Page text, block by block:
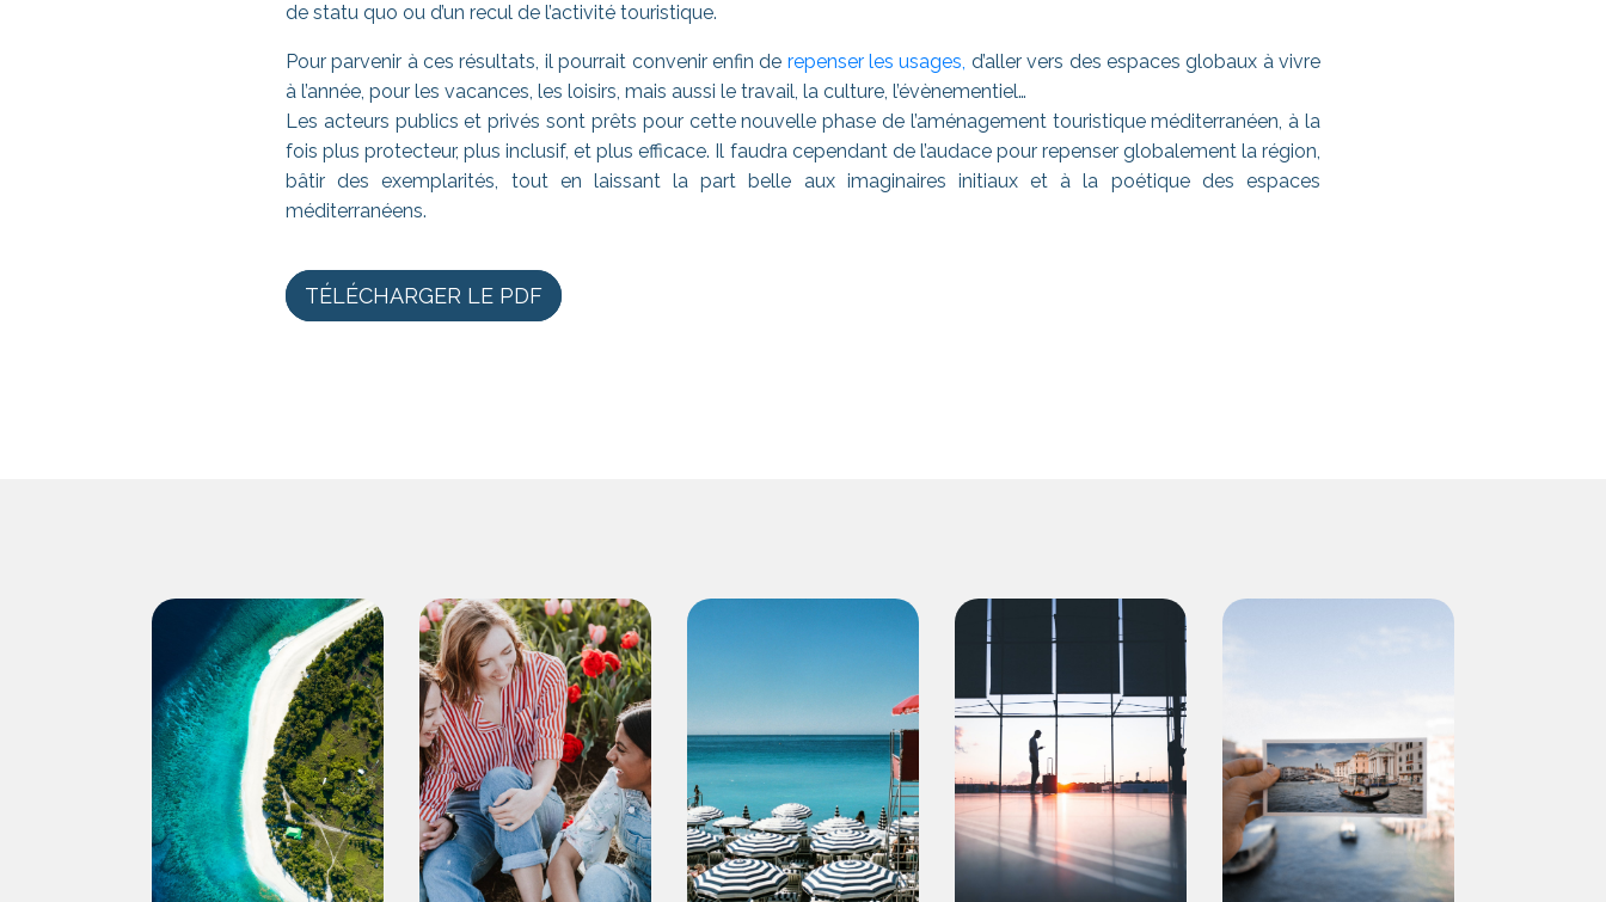
de statu quo ou d’un recul de l’activité touristique.
Pour parvenir à ces résultats, il pourrait convenir enfin de repenser les usages, d’aller vers des espaces globaux à vivre
à l’année, pour les vacances, les loisirs, mais aussi le travail, la culture, l’évènementiel…
Les acteurs publics et privés sont prêts pour cette nouvelle phase de l’aménagement touristique méditerranéen, à la
fois plus protecteur, plus inclusif, et plus efficace. Il faudra cependant de l’audace pour repenser globalement la région,
bâtir des exemplarités, tout en laissant la part belle aux imaginaires initiaux et à la poétique des espaces
méditerranéens.
TÉLÉCHARGER LE PDF